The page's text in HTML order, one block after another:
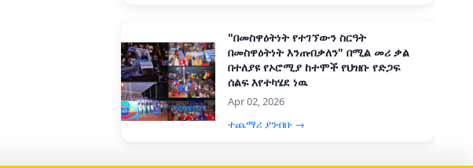
"በመስዋዕትነት የተገኘውን ስርዓት
በመስዋዕትነት እንጠብቃለን" በሚል መሪ ቃል
በተለያዩ የኦሮሚያ ከተሞች የህዝቡ የድጋፍ
ሰልፍ እየተካሄደ ነዉ
Apr 02, 2026
ተጨማሪ ያንብቡ →